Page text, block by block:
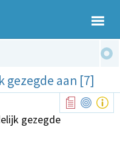
aan [7]
gezegde